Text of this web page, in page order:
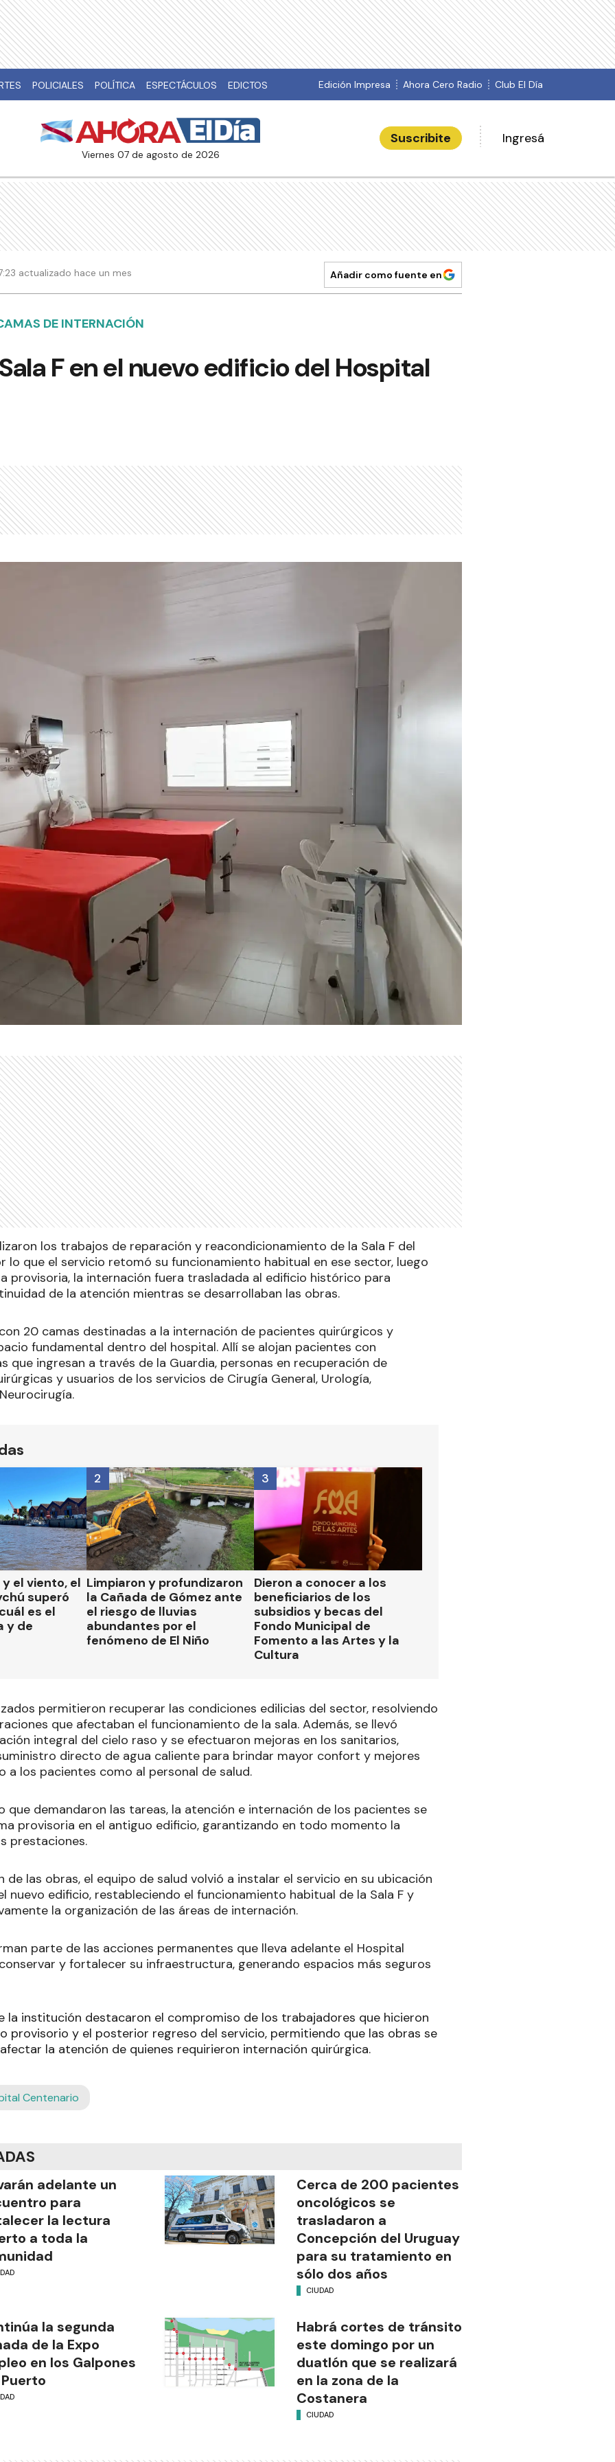
POLICIALES POLÍTICA ESPECTÁCULOS EDICTOS Edición Impresa Ahora Cero Radio Club El Día
viernes 07 de agosto de 2026
Suscribite Ingresá
actualizado hace un mes Añadir como fuente en
DE INTERNACIÓN
F en el nuevo edificio del Hospital
los trabajos de reparación y reacondicionamiento de la Sala F del
lo que el servicio retomó su funcionamiento habitual en ese sector, luego
provisoria, la internación fuera trasladada al edificio histórico para
de la atención mientras se desarrollaban las obras.
20 camas destinadas a la internación de pacientes quirúrgicos y
fundamental dentro del hospital. Allí se alojan pacientes con
que ingresan a través de la Guardia, personas en recuperación de
y usuarios de los servicios de Cirugía General, Urología,
el viento, el
superó
es el
y de
Limpiaron y profundizaron
la Cañada de Gómez ante
el riesgo de lluvias
abundantes por el
fenómeno de El Niño
2
Dieron a conocer a los
beneficiarios de los
subsidios y becas del
Fondo Municipal de
Fomento a las Artes y la
Cultura
3
permitieron recuperar las condiciones edilicias del sector, resolviendo
que afectaban el funcionamiento de la sala. Además, se llevó
integral del cielo raso y se efectuaron mejoras en los sanitarios,
directo de agua caliente para brindar mayor confort y mejores
a los pacientes como al personal de salud.
que demandaron las tareas, la atención e internación de los pacientes se
provisoria en el antiguo edificio, garantizando en todo momento la
prestaciones.
de las obras, el equipo de salud volvió a instalar el servicio en su ubicación
nuevo edificio, restableciendo el funcionamiento habitual de la Sala F y
la organización de las áreas de internación.
parte de las acciones permanentes que lleva adelante el Hospital
y fortalecer su infraestructura, generando espacios más seguros
la institución destacaron el compromiso de los trabajadores que hicieron
provisorio y el posterior regreso del servicio, permitiendo que las obras se
la atención de quienes requirieron internación quirúrgica.
Centenario
adelante un
para
la lectura
a toda la
Cerca de 200 pacientes
oncológicos se
trasladaron a
Concepción del Uruguay
para su tratamiento en
sólo dos años
CIUDAD
la segunda
de la Expo
en los Galpones
Habrá cortes de tránsito
este domingo por un
duatlón que se realizará
en la zona de la
Costanera
CIUDAD